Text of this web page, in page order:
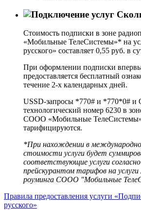
Стоимость подписки в зоне
«Мобильные ТелеСистемы»* на
русского» составляет 0,55 руб. в
При оформлении подписки
предоставляется бесплатный
течение 2-х календарных дней.
USSD-запросы *770# и *770*0# и
технологический номер 6230 в
СООО «Мобильные
тарифицируются.
*При нахождении в
стоимости услуги будет
соответствующие услуги
прейскурантом тарифов на
роуминга СООО "Мобильные
Правила предоставления услуги
русского»